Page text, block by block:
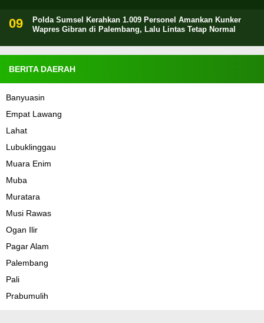
Polda Sumsel Kerahkan 1.009 Personel Amankan Kunker
Wapres Gibran di Palembang, Lalu Lintas Tetap Normal
BERITA DAERAH
Banyuasin
Empat Lawang
Lahat
Lubuklinggau
Muara Enim
Muba
Muratara
Musi Rawas
Ogan Ilir
Pagar Alam
Palembang
Pali
Prabumulih